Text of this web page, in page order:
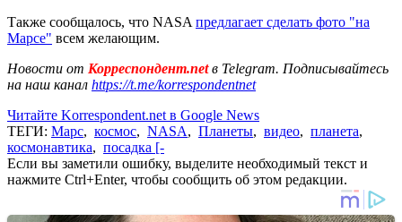
Также сообщалось, что NASA предлагает сделать фото "на
Марсе" всем желающим.
Новости от Корреспондент.netв Telegram. Подписывайтесь
на наш канал https://t.me/korrespondentnet
Читайте Korrespondent.net в Google News
ТЕГИ: Марс, космос, NASA, Планеты, видео, планета,
космонавтика, посадка [-
Если вы заметили ошибку, выделите необходимый текст и
нажмите Ctrl+Enter, чтобы сообщить об этом редакции.